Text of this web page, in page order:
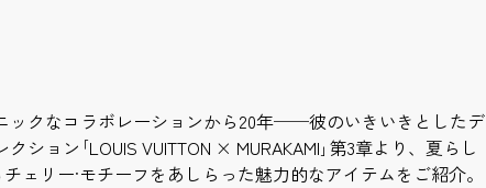
ックなコラボレーションから20年──彼のいきいきとしたデ
ション｢LOUIS VUITTON × MURAKAMI｣第3章より、夏らし
ェリー·モチーフをあしらった魅力的なアイテムをご紹介。